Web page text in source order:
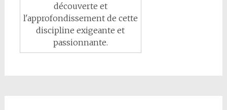
découverte et
l'approfondissement de cette
discipline exigeante et
passionnante.